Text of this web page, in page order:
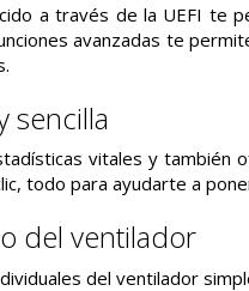
a través de la UEFI te
avanzadas te
sencilla
vitales y también
todo para ayudarte a
del ventilador
del ventilador